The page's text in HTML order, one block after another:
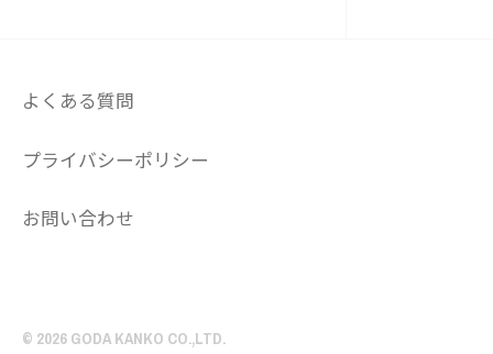
よくある質問
プライバシーポリシー
お問い合わせ
© 2026 GODA KANKO CO.,LTD.